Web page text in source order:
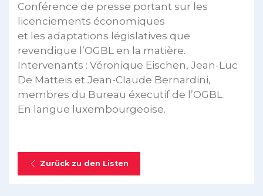
Conférence de presse portant sur les
licenciements économiques
et les adaptations législatives que
revendique l’OGBL en la matière.
Intervenants : Véronique Eischen, Jean-Luc
De Matteis et Jean-Claude Bernardini,
membres du Bureau éxecutif de l’OGBL.
En langue luxembourgeoise.
Zurück zu den Listen